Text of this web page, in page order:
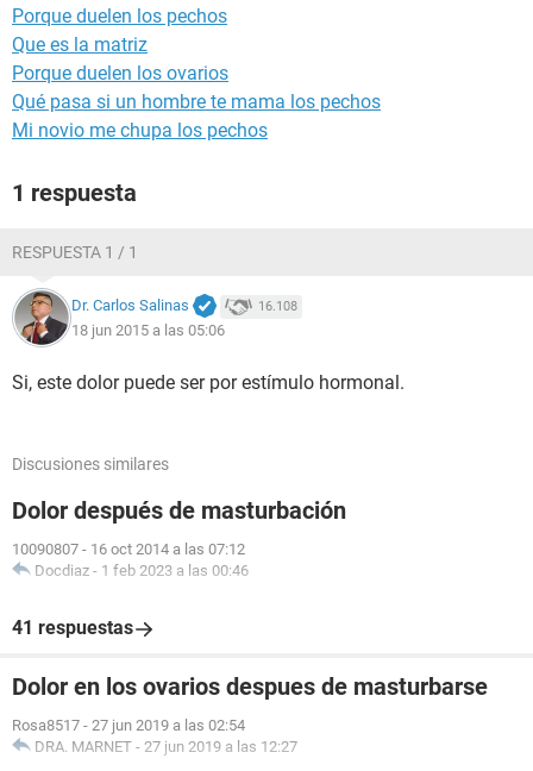
Porque duelen los pechos
Que es la matriz
Porque duelen los ovarios
Qué pasa si un hombre te mama los pechos
Mi novio me chupa los pechos
1 respuesta
RESPUESTA 1 / 1
Dr. Carlos Salinas 16.108
18 jun 2015 a las 05:06
Si, este dolor puede ser por estímulo hormonal.
Discusiones similares
Dolor después de masturbación
10090807 - 16 oct 2014 a las 07:12
Docdiaz - 1 feb 2023 a las 00:46
41 respuestas
Dolor en los ovarios despues de masturbarse
Rosa8517 - 27 jun 2019 a las 02:54
DRA. MARNET - 27 jun 2019 a las 12:27